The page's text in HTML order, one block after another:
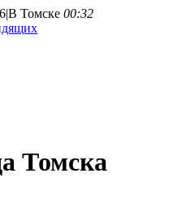
|В Томске 00:32
Томска